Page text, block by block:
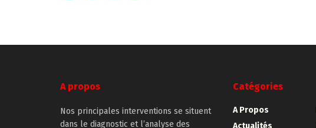
fenêtre)fenêtre)fenêtre)fenêtre)
A propos
Nos principales interventions se situent
dans le diagnostic et l’analyse des
Catégories
A Propos
Actualités